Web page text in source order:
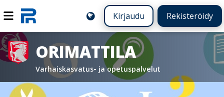
Kirjaudu Rekisteröidy
ORIMATTILA
Varhaiskasvatus- ja opetuspalvelut